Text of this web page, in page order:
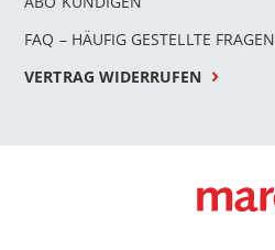
FAQ – HÄUFIG GESTELLTE FRAGEN
VERTRAG WIDERRUFEN